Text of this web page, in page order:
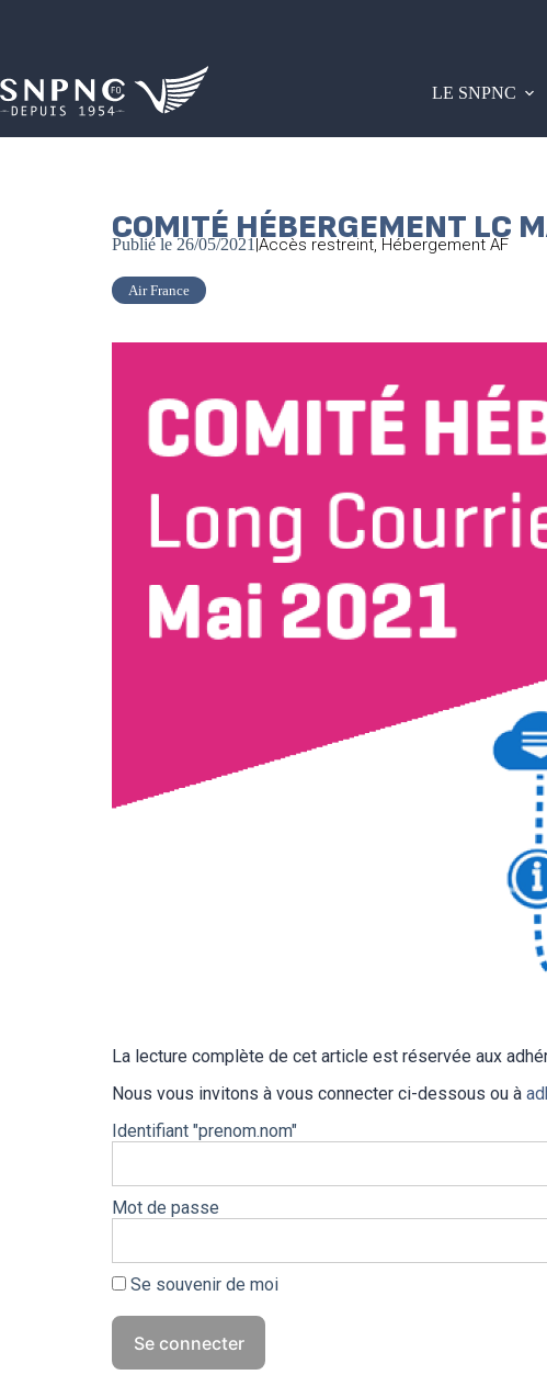
LE SNPNC
COMITÉ HÉBERGEMENT LC
Publié le 26/05/2021 |Accès restreint, Hébergement AF
Air France
La lecture complète de cet article est réservée aux
Nous vous invitons à vous connecter ci-dessous ou à
Identifiant "prenom.nom"
Mot de passe
Se souvenir de moi